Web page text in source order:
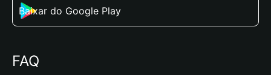
Baixar do Google Play
FAQ